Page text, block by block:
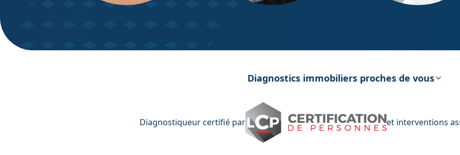
Diagnostics immobiliers proches de vous
Diagnostiqueur certifié par et interventions